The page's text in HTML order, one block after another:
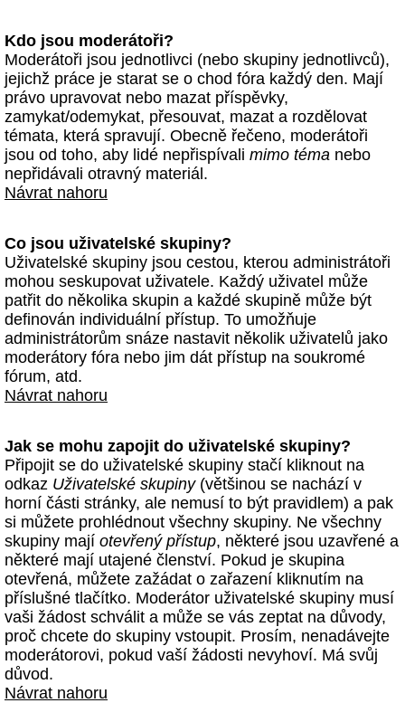
Kdo jsou moderátoři?
Moderátoři jsou jednotlivci (nebo skupiny jednotlivců),
jejichž práce je starat se o chod fóra každý den. Mají
právo upravovat nebo mazat příspěvky,
zamykat/odemykat, přesouvat, mazat a rozdělovat
témata, která spravují. Obecně řečeno, moderátoři
jsou od toho, aby lidé nepřispívali mimo téma nebo
nepřidávali otravný materiál.
Návrat nahoru
Co jsou uživatelské skupiny?
Uživatelské skupiny jsou cestou, kterou administrátoři
mohou seskupovat uživatele. Každý uživatel může
patřit do několika skupin a každé skupině může být
definován individuální přístup. To umožňuje
administrátorům snáze nastavit několik uživatelů jako
moderátory fóra nebo jim dát přístup na soukromé
fórum, atd.
Návrat nahoru
Jak se mohu zapojit do uživatelské skupiny?
Připojit se do uživatelské skupiny stačí kliknout na
odkaz Uživatelské skupiny(většinou se nachází v
horní části stránky, ale nemusí to být pravidlem) a pak
si můžete prohlédnout všechny skupiny. Ne všechny
skupiny mají otevřený přístup, některé jsou uzavřené a
některé mají utajené členství. Pokud je skupina
otevřená, můžete zažádat o zařazení kliknutím na
příslušné tlačítko. Moderátor uživatelské skupiny musí
vaši žádost schválit a může se vás zeptat na důvody,
proč chcete do skupiny vstoupit. Prosím, nenadávejte
moderátorovi, pokud vaší žádosti nevyhoví. Má svůj
důvod.
Návrat nahoru